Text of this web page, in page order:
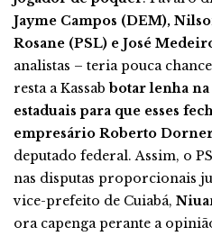
Jayme Campos (DEM),
Rosane (PSL) e José
analistas – teria pouca
resta a Kassab botar lenha
estaduais para que esses
empresário Roberto
deputado federal. Assim, o
nas disputas proporcionais
vice-prefeito de Cuiabá,
ora capenga perante a